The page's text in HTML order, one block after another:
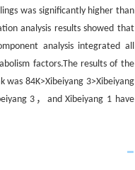
was significantly higher than
analysis results showed that
analysis integrated all
factors.The results of the
84K>Xibeiyang 3>Xibeiyang
3，and Xibeiyang 1 have